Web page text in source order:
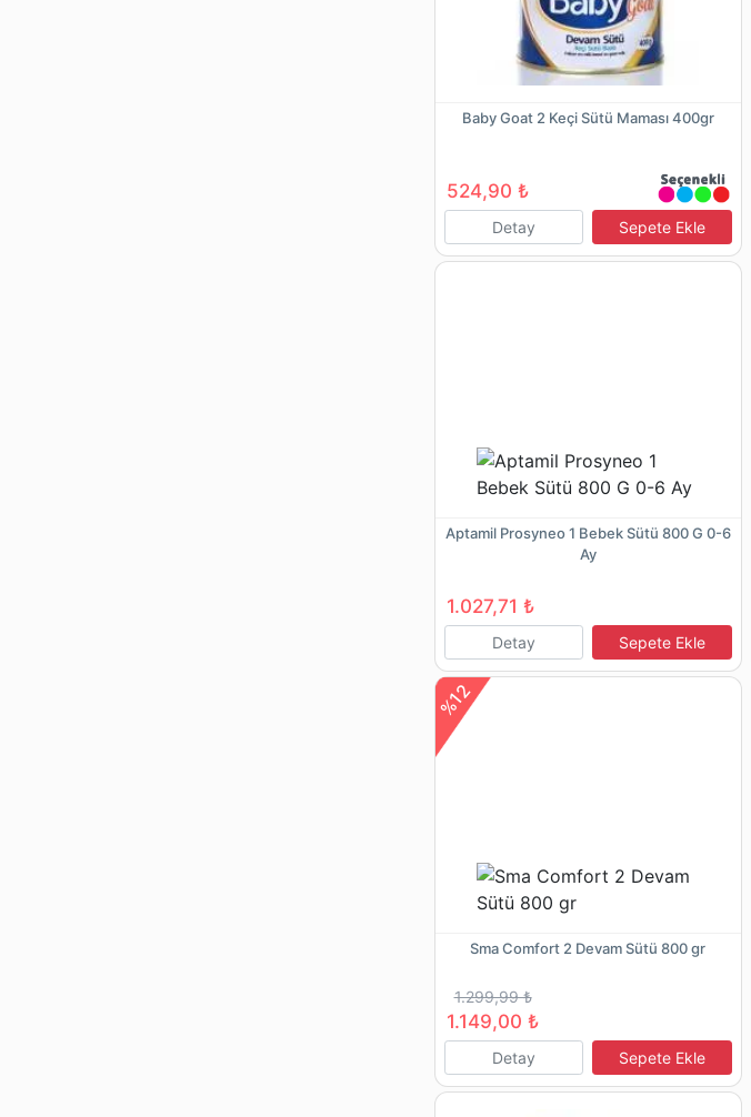
Baby Goat 2 Keçi Sütü Maması 400gr
524,90 ₺
Detay Sepete Ekle
Aptamil Prosyneo 1 Bebek Sütü 800 G 0-6
Ay
1.027,71 ₺
Detay Sepete Ekle
%12
Sma Comfort 2 Devam Sütü 800 gr
1.299,99 ₺
1.149,00 ₺
Detay Sepete Ekle